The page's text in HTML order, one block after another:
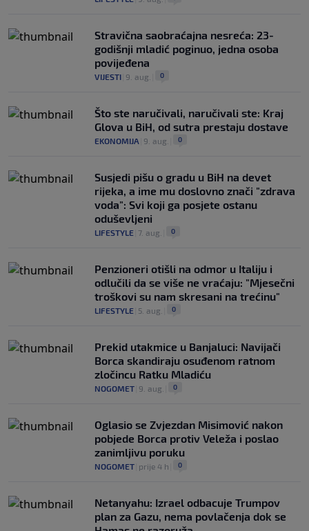
Stravična saobraćajna nesreća: 23-
godišnji mladić poginuo, jedna osoba
povijeđena
VIJESTI 9. aug. 0
Što ste naručivali, naručivali ste: Kraj
Glova u BiH, od sutra prestaju dostave
EKONOMIJA 9. aug. 0
Susjedi pišu o gradu u BiH na devet
rijeka, a ime mu doslovno znači "zdrava
voda": Svi koji ga posjete ostanu
oduševljeni
LIFESTYLE 7. aug. 0
Penzioneri otišli na odmor u Italiju i
odlučili da se više ne vraćaju: "Mjesečni
troškovi su nam skresani na trećinu"
LIFESTYLE 5. aug. 0
Prekid utakmice u Banjaluci: Navijači
Borca skandiraju osuđenom ratnom
zločincu Ratku Mladiću
NOGOMET 9. aug. 0
Oglasio se Zvjezdan Misimović nakon
pobjede Borca protiv Veleža i poslao
zanimljivu poruku
NOGOMET prije 4 h 0
Netanyahu: Izrael odbacuje Trumpov
plan za Gazu, nema povlačenja dok se